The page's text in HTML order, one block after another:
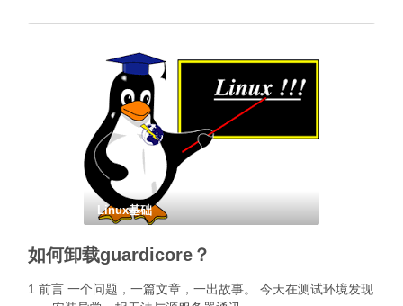
Linux基础
如何卸载guardicore？
1 前言 一个问题，一篇文章，一出故事。 今天在测试环境发现